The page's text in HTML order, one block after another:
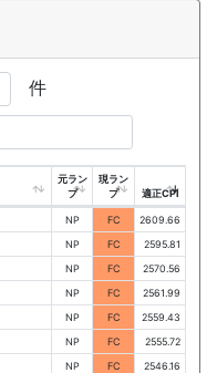
件
元ラン
プ
現ラン
プ
適正CPI
NP FC
2609.66
NP FC
2595.81
NP FC
2570.56
NP FC
2561.99
NP FC
2559.43
NP FC
2555.72
NP FC
2546.16